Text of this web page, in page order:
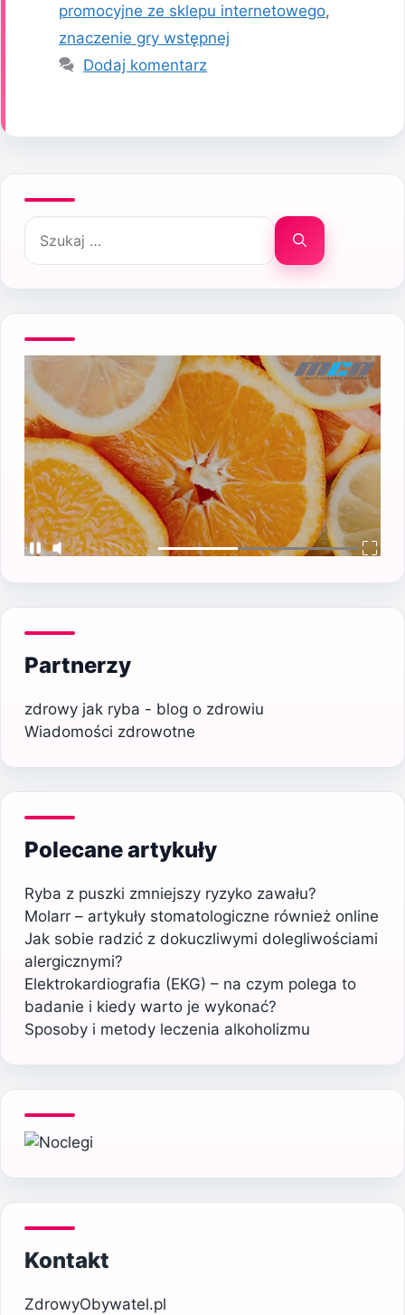
promocyjne ze sklepu internetowego,
znaczenie gry wstępnej
Dodaj komentarz
Szukaj:
Partnerzy
zdrowy jak ryba - blog o zdrowiu
Wiadomości zdrowotne
Polecane artykuły
Ryba z puszki zmniejszy ryzyko zawału?
Molarr – artykuły stomatologiczne również online
Jak sobie radzić z dokuczliwymi dolegliwościami
alergicznymi?
Elektrokardiografia (EKG) – na czym polega to
badanie i kiedy warto je wykonać?
Sposoby i metody leczenia alkoholizmu
Kontakt
ZdrowyObywatel.pl